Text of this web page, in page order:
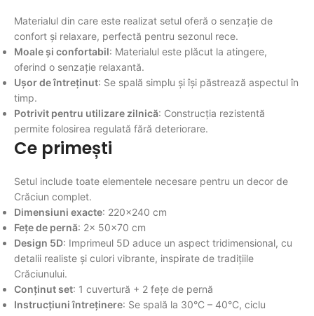
Materialul din care este realizat setul oferă o senzație de
confort și relaxare, perfectă pentru sezonul rece.
Moale și confortabil: Materialul este plăcut la atingere,
oferind o senzație relaxantă.
Ușor de întreținut: Se spală simplu și își păstrează aspectul în
timp.
Potrivit pentru utilizare zilnică: Construcția rezistentă
permite folosirea regulată fără deteriorare.
Ce primești
Setul include toate elementele necesare pentru un decor de
Crăciun complet.
Dimensiuni exacte: 220×240 cm
Fețe de pernă: 2× 50×70 cm
Design 5D: Imprimeul 5D aduce un aspect tridimensional, cu
detalii realiste și culori vibrante, inspirate de tradițiile
Crăciunului.
Conținut set: 1 cuvertură + 2 fețe de pernă
Instrucțiuni întreținere: Se spală la 30°C – 40°C, ciclu